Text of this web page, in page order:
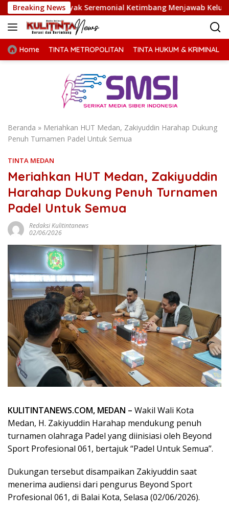
Langsung
ke
konten
Breaking News
Seremonial Ketimbang Menjawab Keluhan Warga
Home TINTA METROPOLITAN TINTA HUKUM & KRIMINAL
Beranda » Meriahkan HUT Medan, Zakiyuddin Harahap Dukung
Penuh Turnamen Padel Untuk Semua
TINTA MEDAN
Meriahkan HUT Medan, Zakiyuddin
Harahap Dukung Penuh Turnamen
Padel Untuk Semua
Redaksi Kulitintanews
02/06/2026
KULITINTANEWS.COM, MEDAN – Wakil Wali Kota
Medan, H. Zakiyuddin Harahap mendukung penuh
turnamen olahraga Padel yang diinisiasi oleh Beyond
Sport Profesional 061, bertajuk “Padel Untuk Semua”.
Dukungan tersebut disampaikan Zakiyuddin saat
menerima audiensi dari pengurus Beyond Sport
Profesional 061, di Balai Kota, Selasa (02/06/2026).